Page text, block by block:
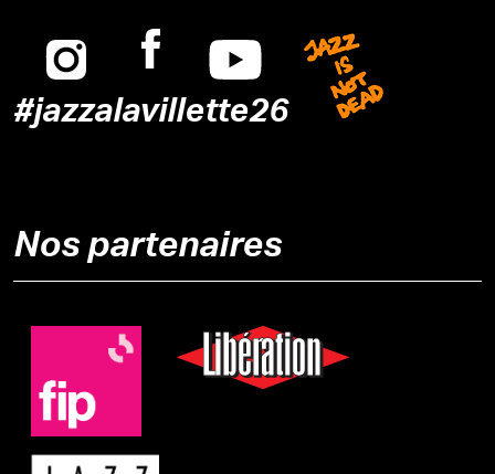
Instagram
FacebookYoutube
#jazzalavillette26
Jazz is
Nos partenaires